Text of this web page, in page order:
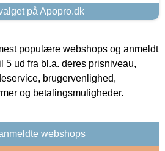
på Apopro.dk
populære webshops og anmeldt
5 ud fra bl.a. deres prisniveau,
brugervenlighed,
og betalingsmuligheder.
webshops